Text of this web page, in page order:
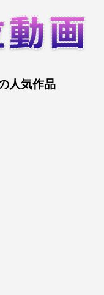
人気作品